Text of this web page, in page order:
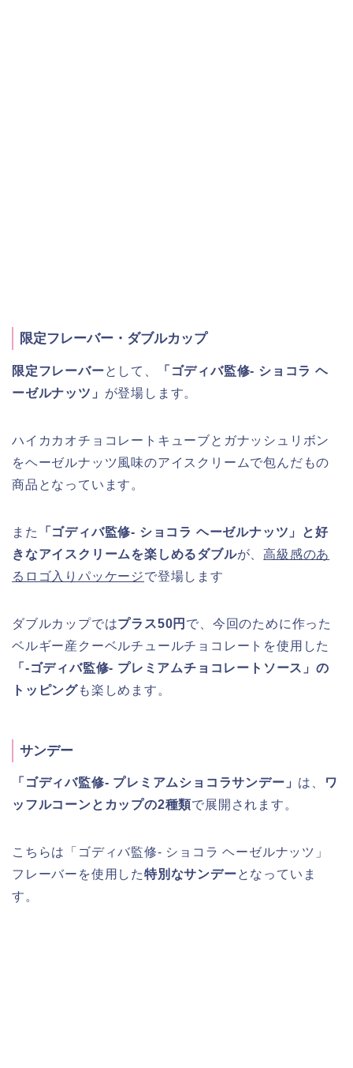
限定フレーバー・ダブルカップ
限定フレーバーとして、
「ゴディバ監修- ショコラ ヘ
ーゼルナッツ」 が登場します。
ハイカカオチョコレートキューブとガナッシュリボン
をヘーゼルナッツ風味のアイスクリームで包んだもの
商品となっています。
また
「ゴディバ監修- ショコラ ヘーゼルナッツ」と好
きなアイスクリームを楽しめるダブルが、高級感のあ
るロゴ入りパッケージで登場します
ダブルカップではプラス50円 で、今回のために作った
ベルギー産クーベルチュールチョコレートを使用した
「-ゴディバ監修- プレミアムチョコレートソース」の
トッピングも楽しめます。
サンデー
「ゴディバ監修- プレミアムショコラサンデー」 は、
ワ
ッフルコーンとカップの2種類で展開されます。
こちらは「ゴディバ監修- ショコラ ヘーゼルナッツ」
フレーバーを使用した特別なサンデーとなっていま
す。